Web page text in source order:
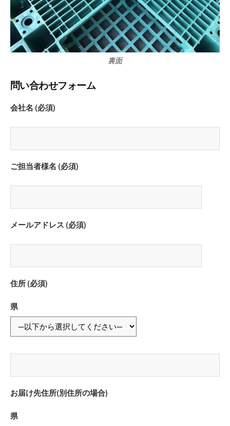
裏面
問い合わせフォーム
会社名 (必須)
ご担当者様名 (必須)
メールアドレス (必須)
住所 (必須)
県
お届け先住所(別住所の場合)
県